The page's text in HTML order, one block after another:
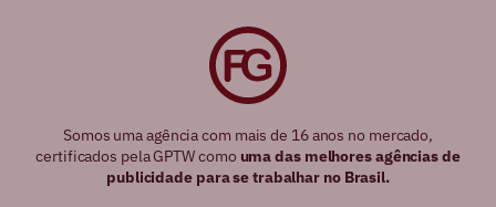
Somos uma agência com mais de 16 anos no mercado,
certificados pela GPTW como uma das melhores agências de
publicidade para se trabalhar no Brasil.